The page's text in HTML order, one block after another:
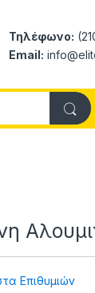
Τηλέφωνο:
Email:
Επιθυμιών